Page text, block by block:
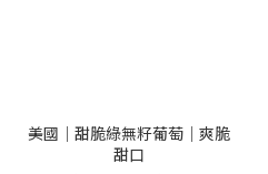
美國｜甜脆綠無籽葡萄｜爽脆
甜口